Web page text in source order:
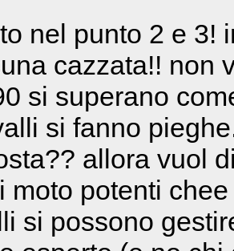
nel punto 2 e 3!
cazzata!! non
si superano
si fanno
allora vuol
moto potenti
si possono